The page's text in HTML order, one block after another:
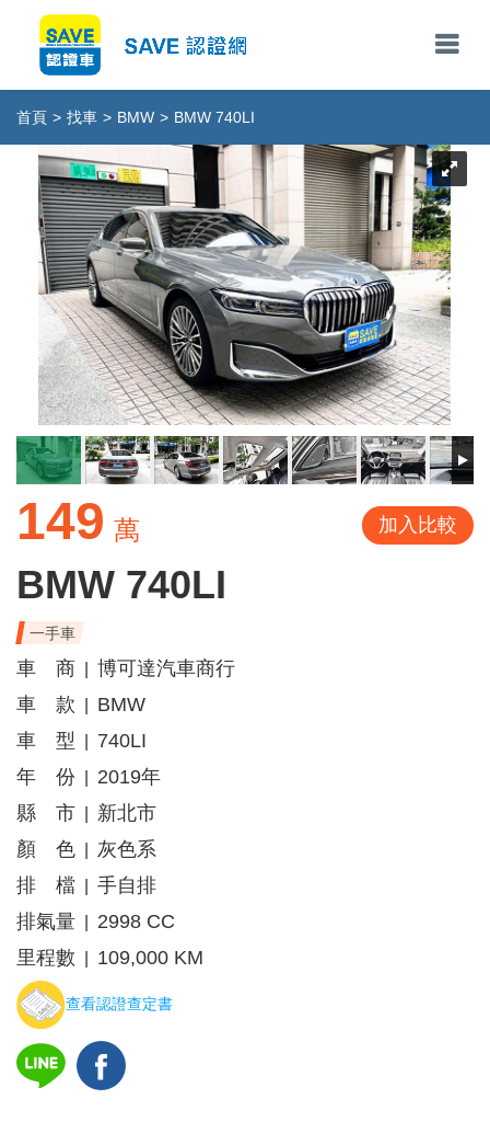
首頁 > 找車 > BMW > BMW 740LI
149 萬 加入比較
BMW 740LI
一手車
車 商
博可達汽車商行
車 款
BMW
車 型
740LI
年 份
2019年
縣 市
新北市
顏 色
灰色系
排 檔
手自排
排氣量
2998 CC
里程數
109,000 KM
查看認證查定書